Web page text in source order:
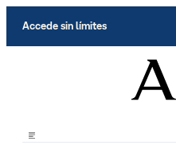
Accede sin límites